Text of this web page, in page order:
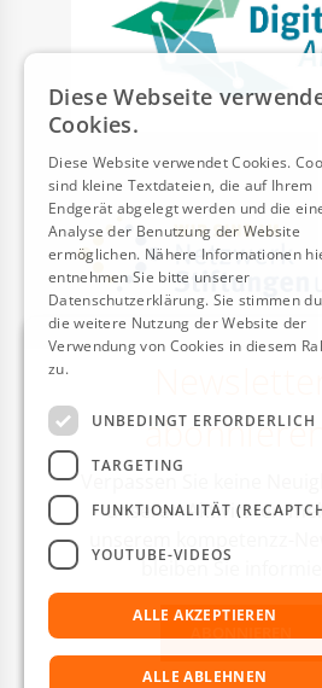
AUSZEICHNUNGEN
© Kompetenzzentrum Technik-
abonnieren:
Verpassen Sie keine
unseren Aktivitäten
unserem kompetenzz-
bleiben Sie
Diese Webseite
Cookies.
Diese Website verwendet Cookies.
sind kleine Textdateien, die auf Ihrem
Endgerät abgelegt werden und die
Analyse der Benutzung der Website
ermöglichen. Nähere Informationen
entnehmen Sie bitte unserer
Datenschutzerklärung. Sie stimmen
die weitere Nutzung der Website der
Verwendung von Cookies in diesem
zu.
UNBEDINGT ERFORDERLICH
TARGETING
FUNKTIONALITÄT
YOUTUBE-VIDEOS
ALLE AKZEPTIEREN
ALLE ABLEHNEN